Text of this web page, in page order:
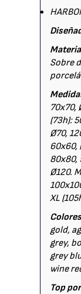
Sobre
70x70,
(73h):
Ø70,
60x60,
80x80,
Ø120.
XL
gold,
grey,
grey
wine
Top